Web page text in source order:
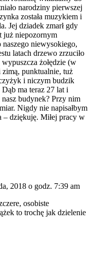
narodziny pierwszej
została muzykiem i
Jej dziadek zmarł gdy
już niepozornym
naszego niewysokiego,
latach drzewo zrzuciło
żołędzie (w
punktualnie, tuż
i niczym budzik
ma teraz 27 lat i
budynek? Przy nim
Nigdy nie napisałbym
– dziękuję. Miłej pracy w
2018 o godz. 7:39 am
osobiste
to trochę jak dzielenie